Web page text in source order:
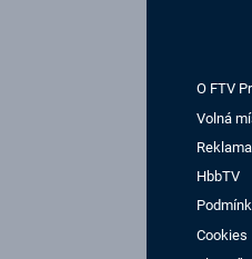
O FTV
Volná
Reklama
HbbTV
Cookies